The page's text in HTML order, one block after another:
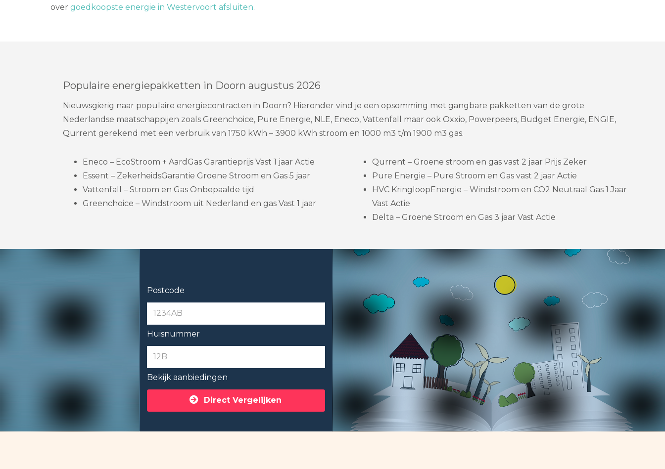
over goedkoopste energie in Westervoort afsluiten.
Populaire energiepakketten in Doorn augustus 2026
Nieuwsgierig naar populaire energiecontracten in Doorn? Hieronder vind je een opsomming met gangbare pakketten van de grote
Nederlandse maatschappijen zoals Greenchoice, Pure Energie, NLE, Eneco, Vattenfall maar ook Oxxio, Powerpeers, Budget Energie, ENGIE,
Qurrent gerekend met een verbruik van 1750 kWh – 3900 kWh stroom en 1000 m3 t/m 1900 m3 gas.
Eneco – EcoStroom + AardGas Garantieprijs Vast 1 jaar Actie
Essent – ZekerheidsGarantie Groene Stroom en Gas 5 jaar
Vattenfall – Stroom en Gas Onbepaalde tijd
Greenchoice – Windstroom uit Nederland en gas Vast 1 jaar
Qurrent – Groene stroom en gas vast 2 jaar Prijs Zeker
Pure Energie – Pure Stroom en Gas vast 2 jaar Actie
HVC KringloopEnergie – Windstroom en CO2 Neutraal Gas 1 Jaar
Vast Actie
Delta – Groene Stroom en Gas 3 jaar Vast Actie
Postcode
Huisnummer
Bekijk aanbiedingen
Direct Vergelijken